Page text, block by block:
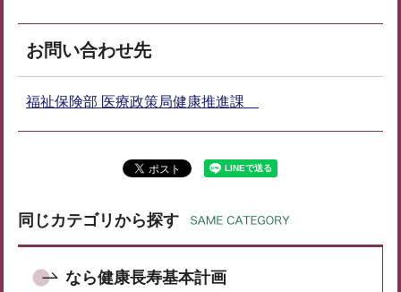
お問い合わせ先
福祉保険部 医療政策局健康推進課
同じカテゴリから探す
なら健康長寿基本計画